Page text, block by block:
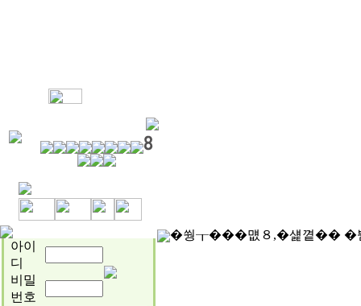
아이
디
비밀
번호
�쒕┰���먮８,�섍꼍�� �